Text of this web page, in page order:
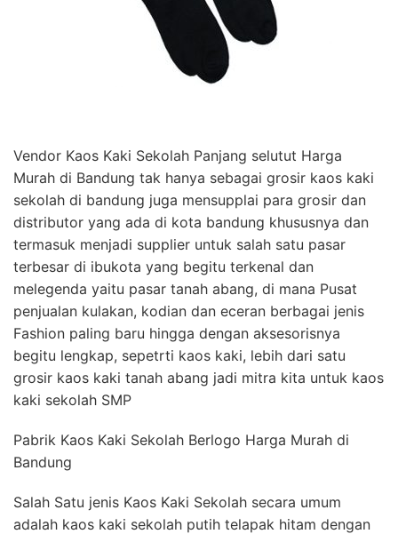
Vendor Kaos Kaki Sekolah Panjang selutut Harga
Murah di Bandung tak hanya sebagai grosir kaos kaki
sekolah di bandung juga mensupplai para grosir dan
distributor yang ada di kota bandung khususnya dan
termasuk menjadi supplier untuk salah satu pasar
terbesar di ibukota yang begitu terkenal dan
melegenda yaitu pasar tanah abang, di mana Pusat
penjualan kulakan, kodian dan eceran berbagai jenis
Fashion paling baru hingga dengan aksesorisnya
begitu lengkap, sepetrti kaos kaki, lebih dari satu
grosir kaos kaki tanah abang jadi mitra kita untuk kaos
kaki sekolah SMP
Pabrik Kaos Kaki Sekolah Berlogo Harga Murah di
Bandung
Salah Satu jenis Kaos Kaki Sekolah secara umum
adalah kaos kaki sekolah putih telapak hitam dengan